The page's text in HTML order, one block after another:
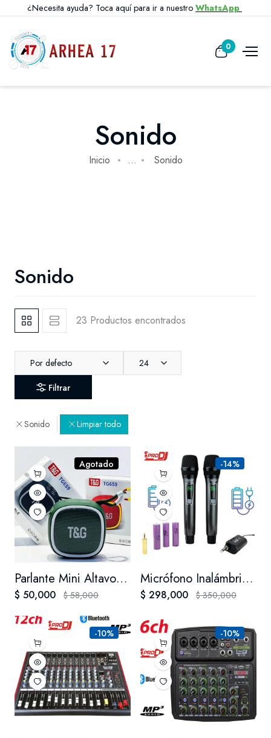
¿Necesita ayuda? Toca aquí para ir a nuestro WhatsApp
0
Sonido
Inicio ... Sonido
Sonido
23 Productos encontrados
Por defecto 24
Filtrar
Sonido Limpiar todo
Agotado
Parlante Mini Altavoz Bluetooth Alta Potencia Recargable Rad
$ 50,000 $ 58,000
-14%
Micrófono Inalámbrico Doble Pro Dj M62-m
$ 298,000 $ 350,000
-10% -10%